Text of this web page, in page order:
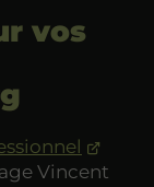
vos
Vincent